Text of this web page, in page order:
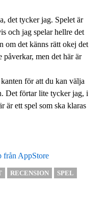
det tycker jag. Spelet är
och jag spelar hellre det
om det känns rätt okej det
men det här är
för att du kan välja
Det förtar lite tycker jag, i
är ett spel som ska klaras
från AppStore
RECENSION SPEL